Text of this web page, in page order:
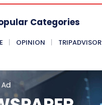
Categories
OPINION TRIPADVISOR